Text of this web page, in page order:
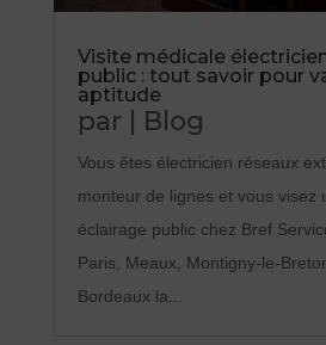
Visite médicale
public : tout savoir pour
aptitude
par Blog
Vous êtes électricien réseaux
monteur de lignes et vous visez
éclairage public chez Bref
Paris, Meaux, Montigny-le-
Bordeaux la...